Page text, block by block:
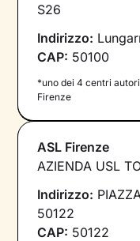
S26
Indirizzo:
CAP: 50100
*uno dei 4 centri
Firenze
ASL Firenze
AZIENDA USL
Indirizzo:
50122
CAP: 50122